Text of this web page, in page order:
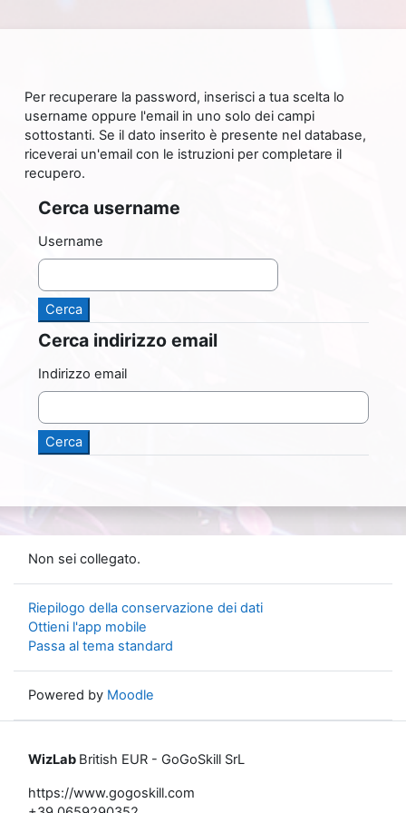
Per recuperare la password, inserisci a tua scelta lo
username oppure l'email in uno solo dei campi
sottostanti. Se il dato inserito è presente nel database,
riceverai un'email con le istruzioni per completare il
recupero.
Cerca username
Cerca username
Username
Cerca indirizzo email
Cerca indirizzo email
Indirizzo email
Non sei collegato.
Riepilogo della conservazione dei dati
Ottieni l'app mobile
Passa al tema standard
Powered by Moodle
WizLab British EUR - GoGoSkill SrL
https://www.gogoskill.com